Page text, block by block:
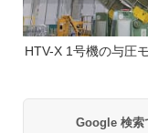
HTV-X 1号機の与圧
Google 検索